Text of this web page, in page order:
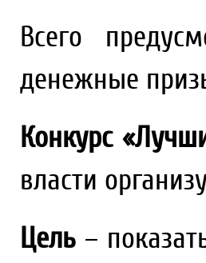
Всего
денежные
Конкурс
власти
Цель –